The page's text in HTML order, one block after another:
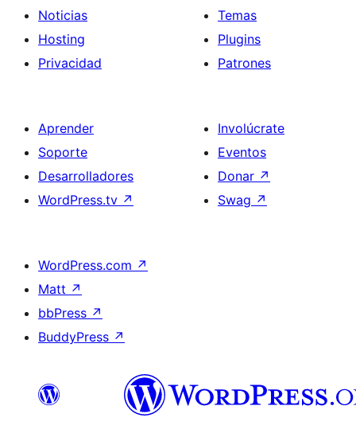
Noticias
Hosting
Privacidad
Temas
Plugins
Patrones
Aprender
Soporte
Desarrolladores
WordPress.tv ↗
Involúcrate
Eventos
Donar ↗
Swag ↗
WordPress.com ↗
Matt ↗
bbPress ↗
BuddyPress ↗